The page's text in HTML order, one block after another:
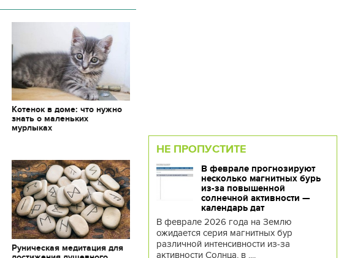
Котенок в доме: что нужно
знать о маленьких
мурлыках
Руническая медитация для
НЕ ПРОПУСТИТЕ
В феврале прогнозируют
несколько магнитных бурь
из-за повышенной
солнечной активности —
календарь дат
В феврале 2026 года на Землю
ожидается серия магнитных бур
различной интенсивности из-за
активности Солнца, в ....